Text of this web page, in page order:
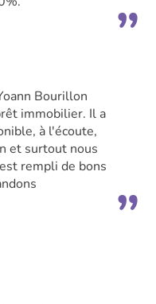
Bourillon
immobilier. Il a
à l'écoute,
et surtout nous
rempli de bons